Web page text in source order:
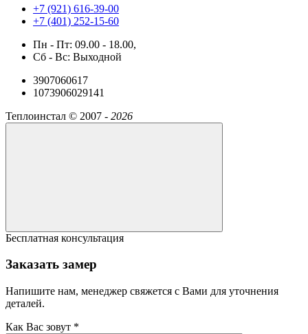
+7 (921) 616-39-00
+7 (401) 252-15-60
Пн - Пт: 09.00 - 18.00,
Сб - Вс: Выходной
3907060617
1073906029141
Теплоинстал © 2007 - 2026
Бесплатная консультация
Заказать замер
Напишите нам, менеджер свяжется с Вами для уточнения
деталей.
Как Вас зовут *